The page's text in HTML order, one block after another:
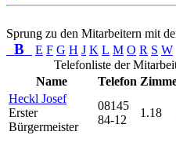
Sprung zu den Mitarbeitern mit
B E F G H J K L M O R S W
Telefonliste der
Name
Telefon
Heckl Josef
Erster
Bürgermeister
08145
84-12
1.18